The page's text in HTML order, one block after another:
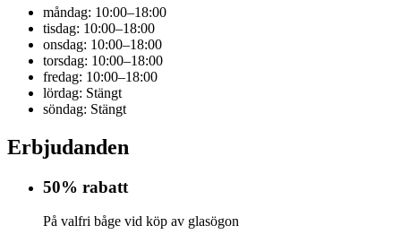
måndag: 10:00–18:00
tisdag: 10:00–18:00
onsdag: 10:00–18:00
torsdag: 10:00–18:00
fredag: 10:00–18:00
lördag: Stängt
söndag: Stängt
Erbjudanden
50% rabatt
På valfri båge vid köp av glasögon